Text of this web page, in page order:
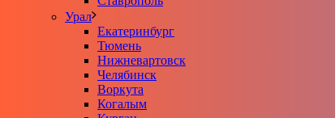
Урал
Екатеринбург
Тюмень
Нижневартовск
Челябинск
Воркута
Когалым